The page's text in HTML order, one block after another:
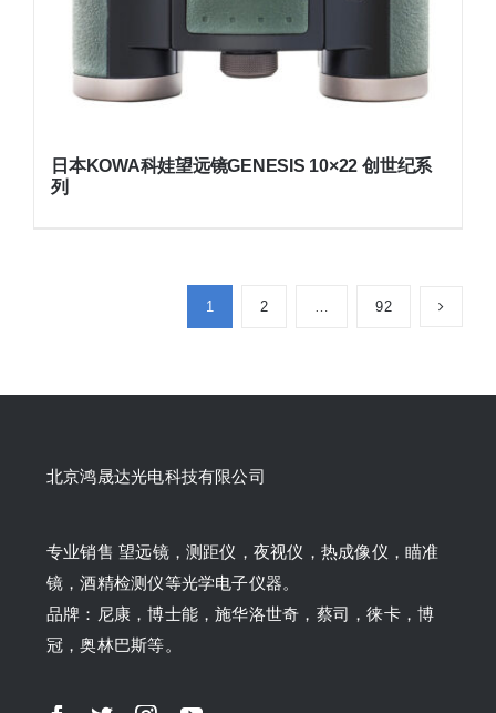
日本KOWA科娃望远镜GENESIS 10×22 创世纪系
列
1 2 … 92
北京鸿晟达光电科技有限公司
专业销售 望远镜，测距仪，夜视仪，热成像仪，瞄准
镜，酒精检测仪等光学电子仪器。
品牌：尼康，博士能，施华洛世奇，蔡司，徕卡，博
冠，奥林巴斯等。